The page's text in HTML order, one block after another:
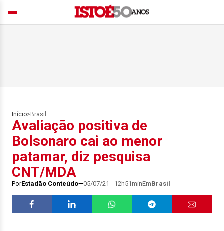
Início> Brasil
Avaliação positiva de
Bolsonaro cai ao menor
patamar, diz pesquisa
CNT/MDA
PorEstadão Conteúdo 05/07/21 - 12h51minEmBrasil